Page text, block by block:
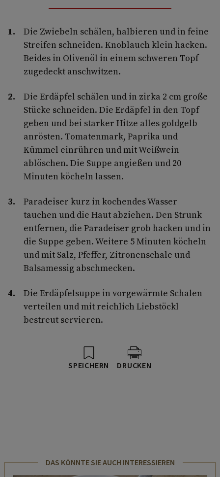
Die Zwiebeln schälen, halbieren und in feine
Streifen schneiden. Knoblauch klein hacken.
Beides in Olivenöl in einem schweren Topf
zugedeckt anschwitzen.
Die Erdäpfel schälen und in zirka 2 cm große
Stücke schneiden. Die Erdäpfel in den Topf
geben und bei starker Hitze alles goldgelb
anrösten. Tomatenmark, Paprika und
Kümmel einrühren und mit Weißwein
ablöschen. Die Suppe angießen und 20
Minuten köcheln lassen.
Paradeiser kurz in kochendes Wasser
tauchen und die Haut abziehen. Den Strunk
entfernen, die Paradeiser grob hacken und in
die Suppe geben. Weitere 5 Minuten köcheln
und mit Salz, Pfeffer, Zitronenschale und
Balsamessig abschmecken.
Die Erdäpfelsuppe in vorgewärmte Schalen
verteilen und mit reichlich Liebstöckl
bestreut servieren.
SPEICHERN DRUCKEN
DAS KÖNNTE SIE AUCH INTERESSIEREN